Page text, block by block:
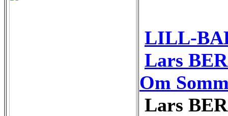
LILL-
Lars
Om
Lars